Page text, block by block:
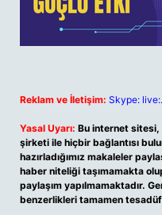
Reklam ve İletişim: Skype:
Yasal Uyarı: Bu internet sitesi,
şirketi ile hiçbir bağlantısı
hazırladığımız makaleler
haber niteliği taşımamakta
paylaşım yapılmamaktadır.
benzerlikleri tamamen